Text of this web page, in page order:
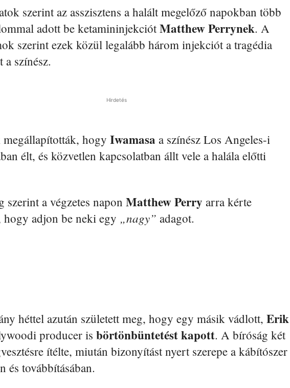
szerint az asszisztens a halált megelőző napokban több
adott be ketamininjekciótMatthew Perrynek. A
szerint ezek közül legalább három injekciót a tragédia
a színész.
Hirdetés
hogy Iwamasa a színész Los Angeles-i
élt, és közvetlen kapcsolatban állt vele a halála előtti
szerint a végzetes napon Matthew Perry arra kérte
hogy adjon be neki egy „nagy” adagot.
héttel azután született meg, hogy egy másik vádlott, Erik
producer is börtönbüntetést kapott. A bíróság két
ítélte, miután bizonyítást nyert szerepe a kábítószer
és továbbításában.